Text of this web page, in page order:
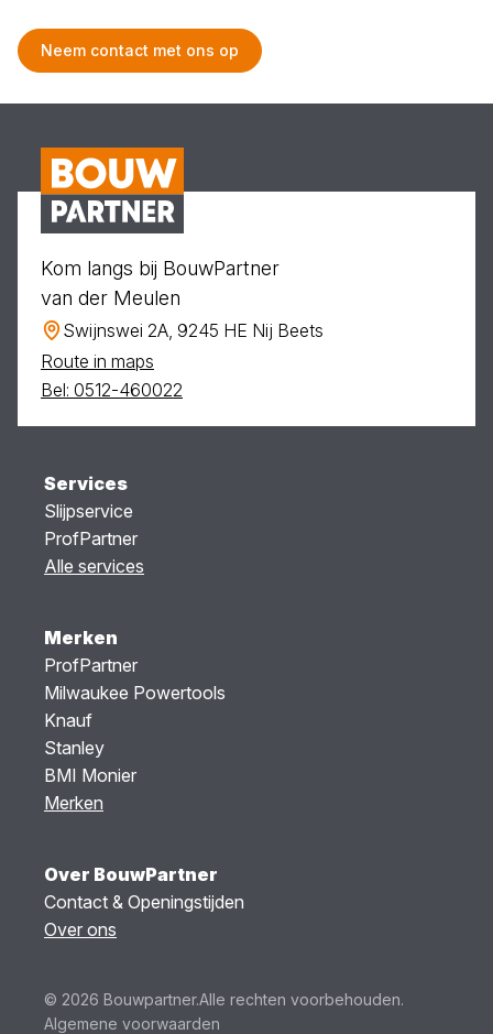
Neem contact met ons op
Kom langs bij BouwPartner
van der Meulen
Swijnswei 2A, 9245 HE Nij Beets
Route in maps
Bel: 0512-460022
Services
Slijpservice
ProfPartner
Alle services
Merken
ProfPartner
Milwaukee Powertools
Knauf
Stanley
BMI Monier
Merken
Over BouwPartner
Contact & Openingstijden
Over ons
© 2026 Bouwpartner.Alle rechten voorbehouden.
Algemene voorwaarden